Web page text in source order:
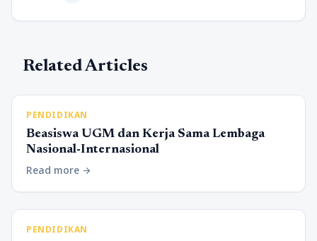
Related Articles
PENDIDIKAN
Beasiswa UGM dan Kerja Sama Lembaga
Nasional-Internasional
Read more arrow_forward
PENDIDIKAN